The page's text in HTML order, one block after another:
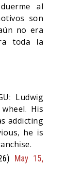
al
son
no era
toda la
Ludwig
His
addicting
he is
May 15,